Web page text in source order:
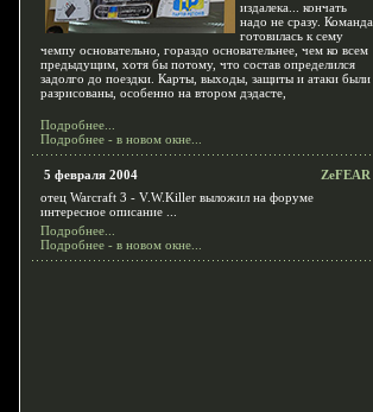
издалека... кончать
надо не сразу. Команда
готовилась к сему
чемпу основательно, гораздо основательнее, чем ко всем
предыдущим, хотя бы потому, что состав определился
задолго до поездки. Карты, выходы, защиты и атаки были
разрисованы, особенно на втором дэдасте,
Подробнее...
Подробнее - в новом окне...
5 февраля 2004
ZeFEAR
отец Warcraft 3 - V.W.Killer выложил на форуме
интересное описание ...
Подробнее...
Подробнее - в новом окне...